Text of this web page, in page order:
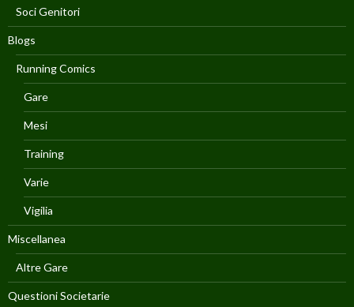
Soci Genitori
Blogs
Running Comics
Gare
Mesi
Training
Varie
Vigilia
Miscellanea
Altre Gare
Questioni Societarie